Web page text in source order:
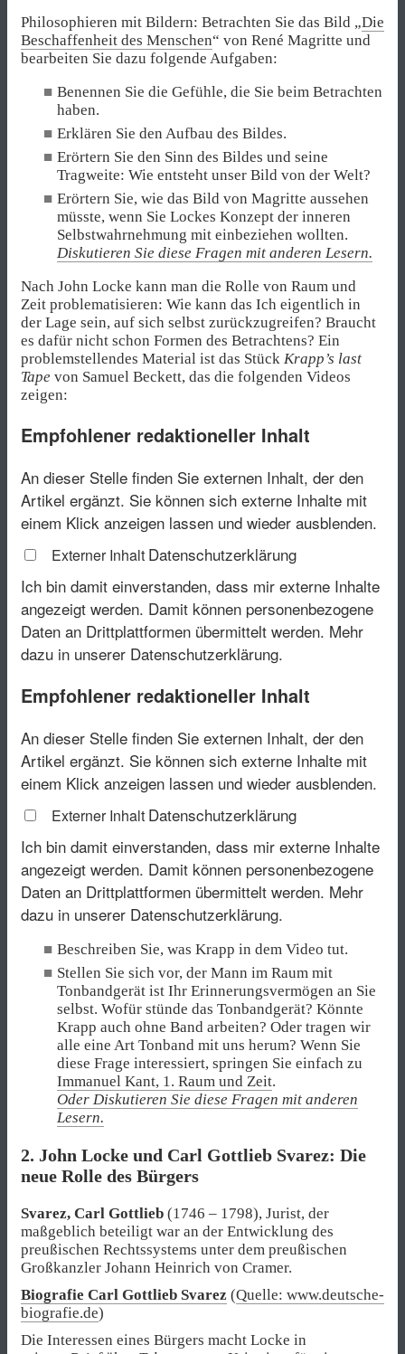
Philosophieren mit Bildern: Betrachten Sie das Bild „Die
Beschaffenheit des Menschen“ von René Magritte und
bearbeiten Sie dazu folgende Aufgaben:
Benennen Sie die Gefühle, die Sie beim Betrachten
haben.
Erklären Sie den Aufbau des Bildes.
Erörtern Sie den Sinn des Bildes und seine
Tragweite: Wie entsteht unser Bild von der Welt?
Erörtern Sie, wie das Bild von Magritte aussehen
müsste, wenn Sie Lockes Konzept der inneren
Selbstwahrnehmung mit einbeziehen wollten.
Diskutieren Sie diese Fragen mit anderen Lesern.
Nach John Locke kann man die Rolle von Raum und
Zeit problematisieren: Wie kann das Ich eigentlich in
der Lage sein, auf sich selbst zurückzugreifen? Braucht
es dafür nicht schon Formen des Betrachtens? Ein
problemstellendes Material ist das Stück Krapp’s last
Tape von Samuel Beckett, das die folgenden Videos
zeigen:
Empfohlener redaktioneller Inhalt
An dieser Stelle finden Sie externen Inhalt, der den
Artikel ergänzt. Sie können sich externe Inhalte mit
einem Klick anzeigen lassen und wieder ausblenden.
Externer Inhalt Datenschutzerklärung
Ich bin damit einverstanden, dass mir externe Inhalte
angezeigt werden. Damit können personenbezogene
Daten an Drittplattformen übermittelt werden. Mehr
dazu in unserer Datenschutzerklärung.
Empfohlener redaktioneller Inhalt
An dieser Stelle finden Sie externen Inhalt, der den
Artikel ergänzt. Sie können sich externe Inhalte mit
einem Klick anzeigen lassen und wieder ausblenden.
Externer Inhalt Datenschutzerklärung
Ich bin damit einverstanden, dass mir externe Inhalte
angezeigt werden. Damit können personenbezogene
Daten an Drittplattformen übermittelt werden. Mehr
dazu in unserer Datenschutzerklärung.
Beschreiben Sie, was Krapp in dem Video tut.
Stellen Sie sich vor, der Mann im Raum mit
Tonbandgerät ist Ihr Erinnerungsvermögen an Sie
selbst. Wofür stünde das Tonbandgerät? Könnte
Krapp auch ohne Band arbeiten? Oder tragen wir
alle eine Art Tonband mit uns herum? Wenn Sie
diese Frage interessiert, springen Sie einfach zu
Immanuel Kant, 1. Raum und Zeit.
Oder Diskutieren Sie diese Fragen mit anderen
Lesern.
2. John Locke und Carl Gottlieb Svarez: Die
neue Rolle des Bürgers
Svarez, Carl Gottlieb (1746 – 1798), Jurist, der
maßgeblich beteiligt war an der Entwicklung des
preußischen Rechtssystems unter dem preußischen
Großkanzler Johann Heinrich von Cramer.
Biografie Carl Gottlieb Svarez (Quelle: www.deutsche-
biografie.de)
Die Interessen eines Bürgers macht Locke in